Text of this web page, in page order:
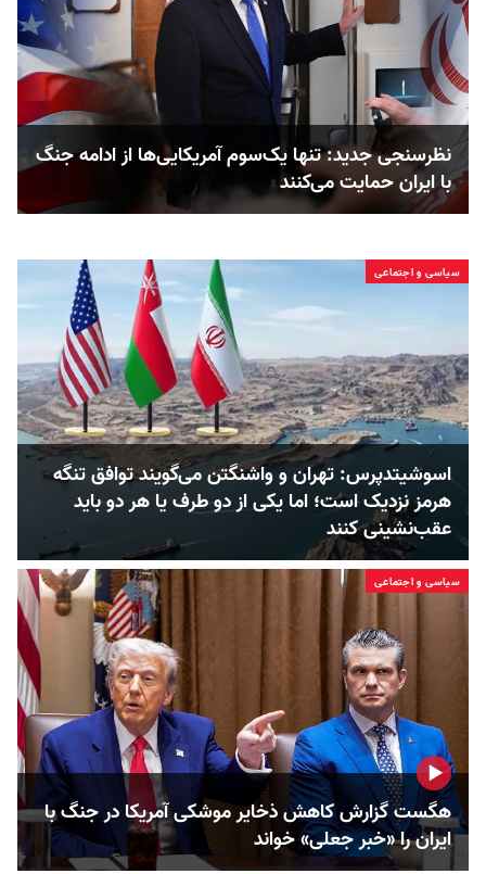
نظرسنجی جدید: تنها یک‌سوم آمریکایی‌ها از ادامه جنگ
با ایران حمایت می‌کنند
سیاسی و اجتماعی
اسوشیتدپرس: تهران و واشنگتن می‌گویند توافق تنگه
هرمز نزدیک است؛ اما یکی از دو طرف یا هر دو باید
عقب‌نشینی کنند
سیاسی و اجتماعی
هگست گزارش کاهش ذخایر موشکی آمریکا در جنگ با
ایران را «خبر جعلی» خواند